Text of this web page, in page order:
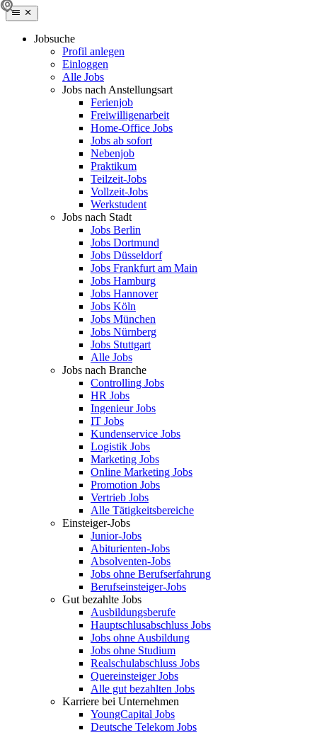
Jobsuche
Profil anlegen
Einloggen
Alle Jobs
Jobs nach Anstellungsart
Ferienjob
Freiwilligenarbeit
Home-Office Jobs
Jobs ab sofort
Nebenjob
Praktikum
Teilzeit-Jobs
Vollzeit-Jobs
Werkstudent
Jobs nach Stadt
Jobs Berlin
Jobs Dortmund
Jobs Düsseldorf
Jobs Frankfurt am Main
Jobs Hamburg
Jobs Hannover
Jobs Köln
Jobs München
Jobs Nürnberg
Jobs Stuttgart
Alle Jobs
Jobs nach Branche
Controlling Jobs
HR Jobs
Ingenieur Jobs
IT Jobs
Kundenservice Jobs
Logistik Jobs
Marketing Jobs
Online Marketing Jobs
Promotion Jobs
Vertrieb Jobs
Alle Tätigkeitsbereiche
Einsteiger-Jobs
Junior-Jobs
Abiturienten-Jobs
Absolventen-Jobs
Jobs ohne Berufserfahrung
Berufseinsteiger-Jobs
Gut bezahlte Jobs
Ausbildungsberufe
Hauptschlusabschluss Jobs
Jobs ohne Ausbildung
Jobs ohne Studium
Realschulabschluss Jobs
Quereinsteiger Jobs
Alle gut bezahlten Jobs
Karriere bei Unternehmen
YoungCapital Jobs
Deutsche Telekom Jobs